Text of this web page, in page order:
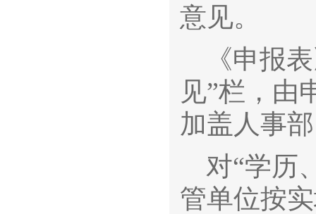
意见。
《申报
见”栏，由
加盖人事
对“学历
管单位按